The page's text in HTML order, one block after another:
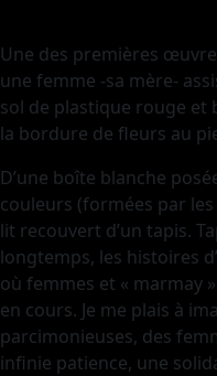
Une des premières
une femme -sa mère-
sol de plastique rouge et
la bordure de fleurs au
D’une boîte blanche
couleurs (formées par
lit recouvert d’un tapis.
longtemps, les histoires
où femmes et « marmay
en cours. Je me plais à
parcimonieuses, des
infinie patience, une